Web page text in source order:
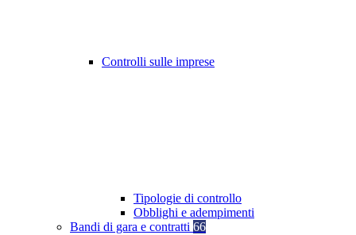
Controlli sulle imprese
Tipologie di controllo
Obblighi e adempimenti
Bandi di gara e contratti 66